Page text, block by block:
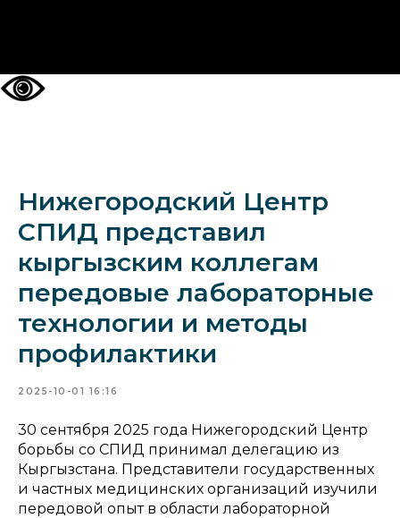
Нижегородский Центр
СПИД представил
кыргызским коллегам
передовые лабораторные
технологии и методы
профилактики
2025-10-01 16:16
30 сентября 2025 года Нижегородский Центр
борьбы со СПИД принимал делегацию из
Кыргызстана. Представители государственных
и частных медицинских организаций изучили
передовой опыт в области лабораторной